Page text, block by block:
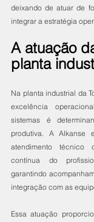
deixando de atuar de
integrar a estratégia
A atuação
planta
Na planta industrial da
excelência
sistemas é
produtiva. A Alkanse
atendimento técnico
contínua do
garantindo
integração com as
Essa atuação